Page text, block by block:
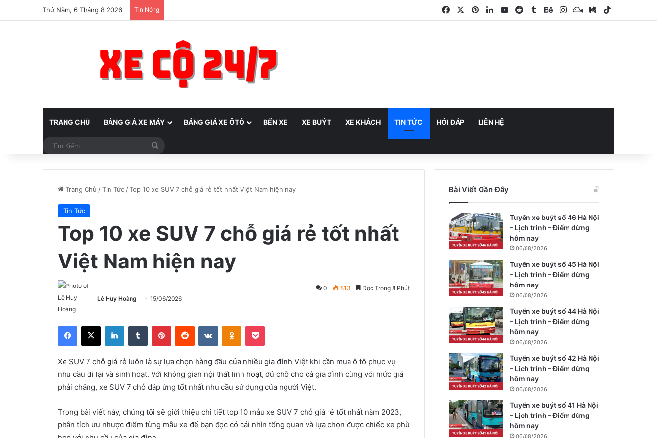
Thứ Năm, 6 Tháng 8 2026 Tin Nóng FacebookPinterestLinkedIn
YouTube
RedditTumblrBehance
InstagramMixcloud
Medium
TRANG CHỦ BẢNG GIÁ XE MÁY BẢNG GIÁ XE ÔTÔ BẾN XE XE BUÝT XE KHÁCH TIN TỨC HỎI ĐÁP LIÊN HỆ
Trang Chủ /Tin Tức /Top 10 xe SUV 7 chỗ giá rẻ tốt nhất Việt Nam hiện nay
Tin Tức
Top 10 xe SUV 7 chỗ giá rẻ tốt nhất
Việt Nam hiện nay
Lê Huy Hoàng 15/06/2026
0 813 Đọc Trong 8 Phút
Facebook
X LinkedInTumblr PinterestReddit VKontakteOdnoklassniki
Pocket
Xe SUV 7 chỗ giá rẻ luôn là sự lựa chọn hàng đầu của nhiều gia đình Việt khi cần mua ô tô phục vụ
nhu cầu đi lại và sinh hoạt. Với không gian nội thất linh hoạt, đủ chỗ cho cả gia đình cùng với mức giá
phải chăng, xe SUV 7 chỗ đáp ứng tốt nhất nhu cầu sử dụng của người Việt.
Trong bài viết này, chúng tôi sẽ giới thiệu chi tiết top 10 mẫu xe SUV 7 chỗ giá rẻ tốt nhất năm 2023,
phân tích ưu nhược điểm từng mẫu xe để bạn đọc có cái nhìn tổng quan và lựa chọn được chiếc xe phù
Bài Viết Gần Đây
Tuyến xe buýt số 46 Hà Nội
– Lịch trình – Điểm dừng
hôm nay
06/08/2026
Tuyến xe buýt số 45 Hà Nội
– Lịch trình – Điểm dừng
hôm nay
06/08/2026
Tuyến xe buýt số 44 Hà Nội
– Lịch trình – Điểm dừng
hôm nay
06/08/2026
Tuyến xe buýt số 42 Hà Nội
– Lịch trình – Điểm dừng
hôm nay
06/08/2026
Tuyến xe buýt số 41 Hà Nội
– Lịch trình – Điểm dừng
hôm nay
06/08/2026